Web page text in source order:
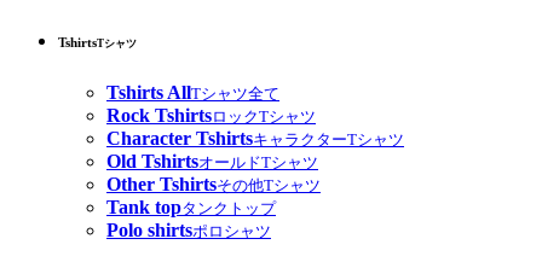
TshirtsTシャツ
Tshirts AllTシャツ全て
Rock TshirtsロックTシャツ
Character TshirtsキャラクターTシャツ
Old TshirtsオールドTシャツ
Other Tshirtsその他Tシャツ
Tank topタンクトップ
Polo shirtsポロシャツ